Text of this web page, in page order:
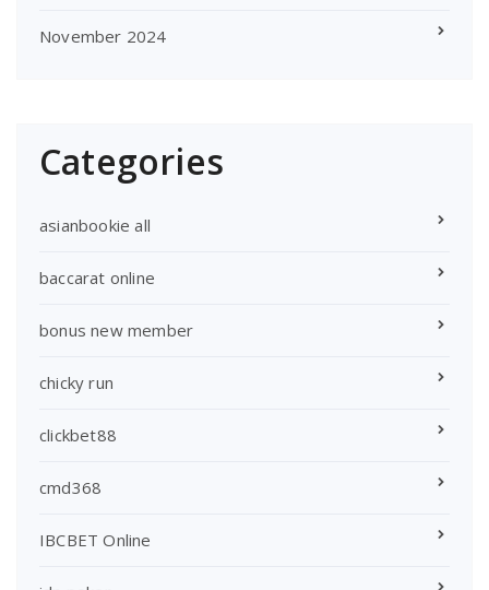
November 2024
Categories
asianbookie all
baccarat online
bonus new member
chicky run
clickbet88
cmd368
IBCBET Online